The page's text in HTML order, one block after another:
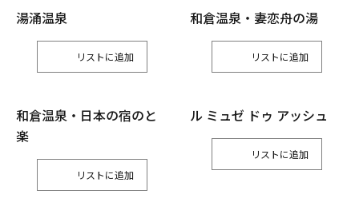
湯涌温泉
リスト
和倉温泉・妻恋舟の湯
リスト
和倉温泉・日本の宿のと
楽
リスト
ル ミュゼ ドゥ アッシュ
リスト